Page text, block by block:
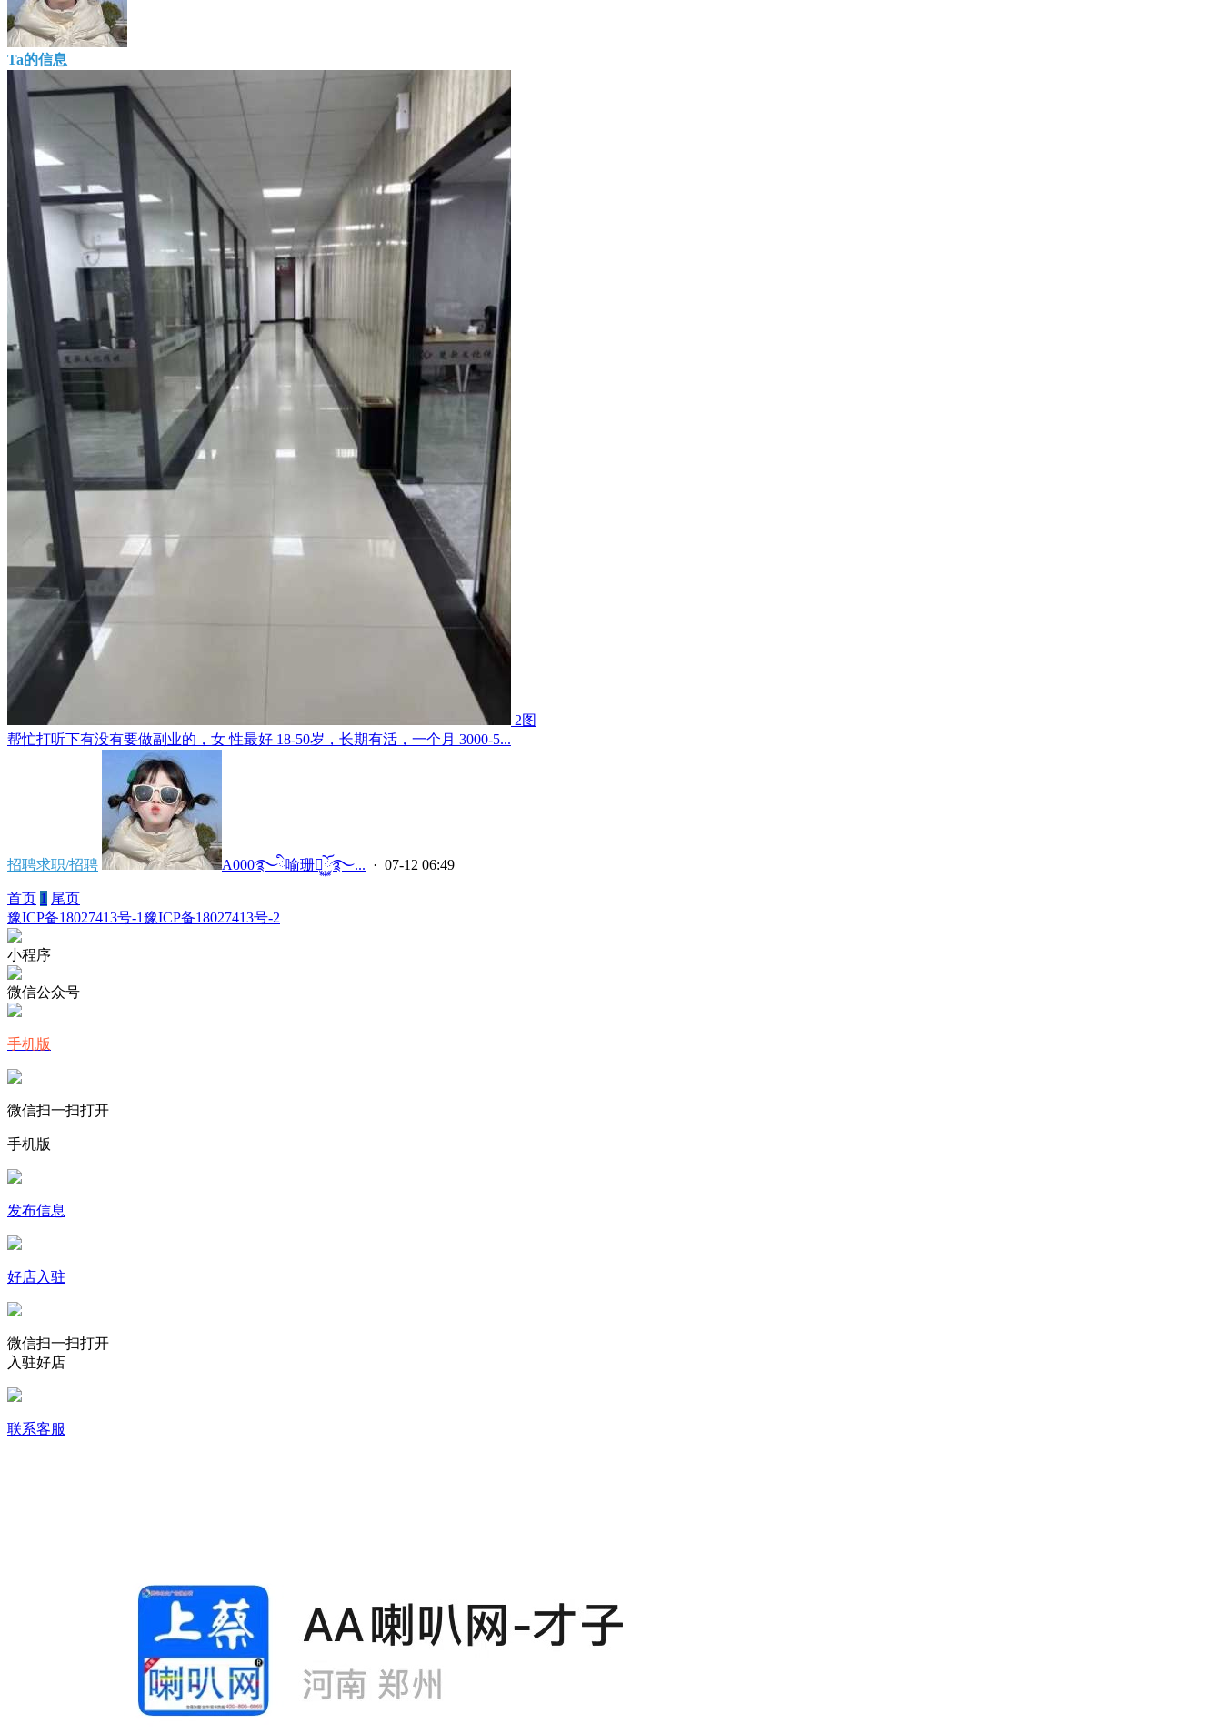
Ta的信息
2图
帮忙打听下有没有要做副业的，女 性最好 18-50岁，长期有活，一个月 3000-5...
招聘求职/招聘 A000࿐ི喻珊ོ࿆࿐... · 07-12 06:49
首页 1 尾页
豫ICP备18027413号-1豫ICP备18027413号-2
小程序
微信公众号
手机版
微信扫一扫打开
手机版
发布信息
好店入驻
微信扫一扫打开
入驻好店
联系客服